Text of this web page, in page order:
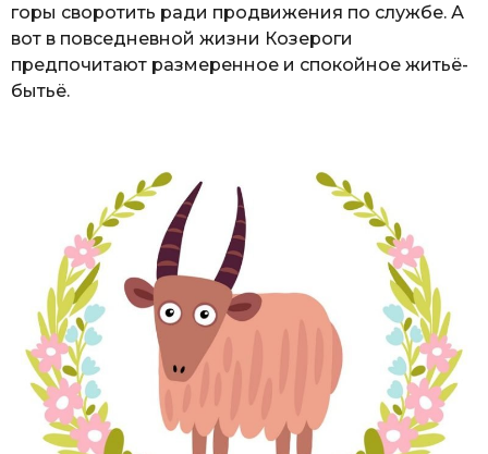
горы своротить ради продвижения по службе. А
вот в повседневной жизни Козероги
предпочитают размеренное и спокойное житьё-
бытьё.